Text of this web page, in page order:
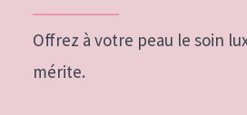
Offrez à votre peau le soin
mérite.